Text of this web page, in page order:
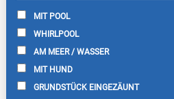
MIT POOL
WHIRLPOOL
AM MEER / WASSER
MIT HUND
GRUNDSTÜCK EINGEZÄUNT